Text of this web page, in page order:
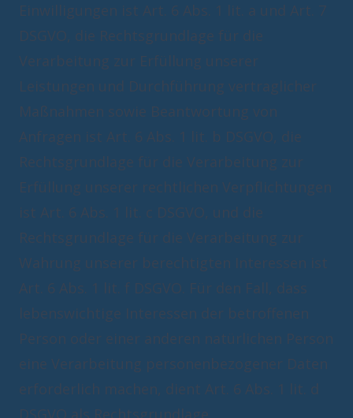
Einwilligungen ist Art. 6 Abs. 1 lit. a und Art. 7
DSGVO, die Rechtsgrundlage für die
Verarbeitung zur Erfüllung unserer
Leistungen und Durchführung vertraglicher
Maßnahmen sowie Beantwortung von
Anfragen ist Art. 6 Abs. 1 lit. b DSGVO, die
Rechtsgrundlage für die Verarbeitung zur
Erfüllung unserer rechtlichen Verpflichtungen
ist Art. 6 Abs. 1 lit. c DSGVO, und die
Rechtsgrundlage für die Verarbeitung zur
Wahrung unserer berechtigten Interessen ist
Art. 6 Abs. 1 lit. f DSGVO. Für den Fall, dass
lebenswichtige Interessen der betroffenen
Person oder einer anderen natürlichen Person
eine Verarbeitung personenbezogener Daten
erforderlich machen, dient Art. 6 Abs. 1 lit. d
DSGVO als Rechtsgrundlage.